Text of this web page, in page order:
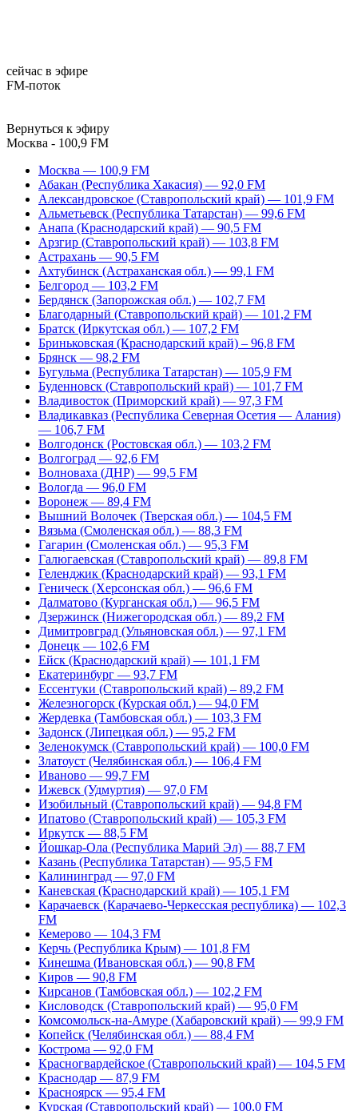
сейчас в эфире
FM-поток
Вернуться к эфиру
Москва - 100,9 FM
Москва — 100,9 FM
Абакан (Республика Хакасия) — 92,0 FM
Александровское (Ставропольский край) — 101,9 FM
Альметьевск (Республика Татарстан) — 99,6 FM
Анапа (Краснодарский край) — 90,5 FM
Арзгир (Ставропольский край) — 103,8 FM
Астрахань — 90,5 FM
Ахтубинск (Астраханская обл.) — 99,1 FM
Белгород — 103,2 FM
Бердянск (Запорожская обл.) — 102,7 FM
Благодарный (Ставропольский край) — 101,2 FM
Братск (Иркутская обл.) — 107,2 FM
Бриньковская (Краснодарский край) – 96,8 FM
Брянск — 98,2 FM
Бугульма (Республика Татарстан) — 105,9 FM
Буденновск (Ставропольский край) — 101,7 FM
Владивосток (Приморский край) — 97,3 FM
Владикавказ (Республика Северная Осетия — Алания)
— 106,7 FM
Волгодонск (Ростовская обл.) — 103,2 FM
Волгоград — 92,6 FM
Волноваха (ДНР) — 99,5 FM
Вологда — 96,0 FM
Воронеж — 89,4 FM
Вышний Волочек (Тверская обл.) — 104,5 FM
Вязьма (Смоленская обл.) — 88,3 FM
Гагарин (Смоленская обл.) — 95,3 FM
Галюгаевская (Ставропольский край) — 89,8 FM
Геленджик (Краснодарский край) — 93,1 FM
Геническ (Херсонская обл.) — 96,6 FM
Далматово (Курганская обл.) — 96,5 FM
Дзержинск (Нижегородская обл.) — 89,2 FM
Димитровград (Ульяновская обл.) — 97,1 FM
Донецк — 102,6 FM
Ейск (Краснодарский край) — 101,1 FM
Екатеринбург — 93,7 FM
Ессентуки (Ставропольский край) – 89,2 FM
Железногорск (Курская обл.) — 94,0 FM
Жердевка (Тамбовская обл.) — 103,3 FM
Задонск (Липецкая обл.) — 95,2 FM
Зеленокумск (Ставропольский край) — 100,0 FM
Златоуст (Челябинская обл.) — 106,4 FM
Иваново — 99,7 FM
Ижевск (Удмуртия) — 97,0 FM
Изобильный (Ставропольский край) — 94,8 FM
Ипатово (Ставропольский край) — 105,3 FM
Иркутск — 88,5 FM
Йошкар-Ола (Республика Марий Эл) — 88,7 FM
Казань (Республика Татарстан) — 95,5 FM
Калининград — 97,0 FM
Каневская (Краснодарский край) — 105,1 FM
Карачаевск (Карачаево-Черкесская республика) — 102,3
FM
Кемерово — 104,3 FM
Керчь (Республика Крым) — 101,8 FM
Кинешма (Ивановская обл.) — 90,8 FM
Киров — 90,8 FM
Кирсанов (Тамбовская обл.) — 102,2 FM
Кисловодск (Ставропольский край) — 95,0 FM
Комсомольск-на-Амуре (Хабаровский край) — 99,9 FM
Копейск (Челябинская обл.) — 88,4 FM
Кострома — 92,0 FM
Красногвардейское (Ставропольский край) — 104,5 FM
Краснодар — 87,9 FM
Красноярск — 95,4 FM
Курская (Ставропольский край) — 100,0 FM